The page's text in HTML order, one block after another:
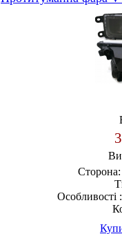
Сторона:
Особливості :